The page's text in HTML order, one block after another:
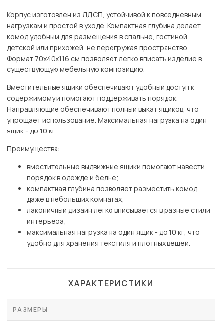
Корпус изготовлен из ЛДСП, устойчивой к повседневным
нагрузкам и простой в уходе. Компактная глубина делает
комод удобным для размещения в спальне, гостиной,
детской или прихожей, не перегружая пространство.
Формат 70х40х116 см позволяет легко вписать изделие в
существующую мебельную композицию.
Вместительные ящики обеспечивают удобный доступ к
содержимому и помогают поддерживать порядок.
Направляющие обеспечивают полный выкат ящиков, что
упрощает использование. Максимальная нагрузка на один
ящик - до 10 кг.
Преимущества:
вместительные выдвижные ящики помогают навести
порядок в одежде и белье;
компактная глубина позволяет разместить комод
даже в небольших комнатах;
лаконичный дизайн легко вписывается в разные стили
интерьера;
максимальная нагрузка на один ящик - до 10 кг, что
удобно для хранения текстиля и плотных вещей.
ХАРАКТЕРИСТИКИ
РАЗМЕРЫ